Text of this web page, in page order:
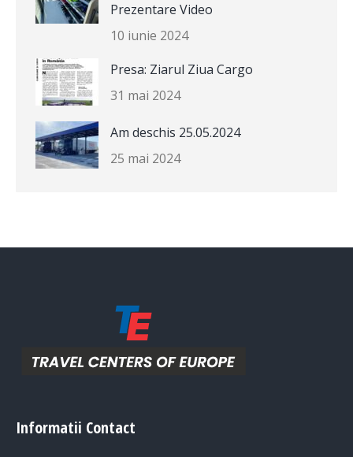
Prezentare Video
10 iunie 2024
Presa: Ziarul Ziua Cargo
31 mai 2024
Am deschis 25.05.2024
25 mai 2024
Informatii Contact